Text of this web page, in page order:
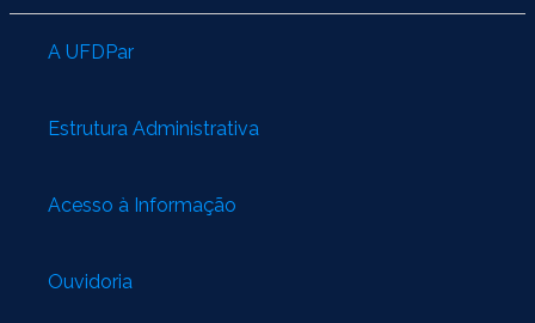
A UFDPar
Estrutura Administrativa
Acesso à Informação
Ouvidoria